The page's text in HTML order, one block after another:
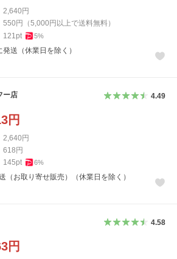
2,640円
550円 （5,000円以上で送料無料）
121 pt 5%
送（休業日を除く）
ー店 4.49
円
2,640円
618円
145pt 6%
（お取り寄せ販売）（休業日を除く）
4.58
円